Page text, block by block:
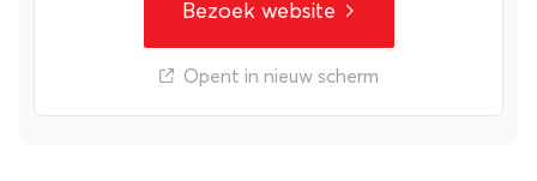
Bezoek website
Opent in nieuw scherm